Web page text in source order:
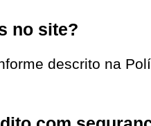
no site?
descrito na